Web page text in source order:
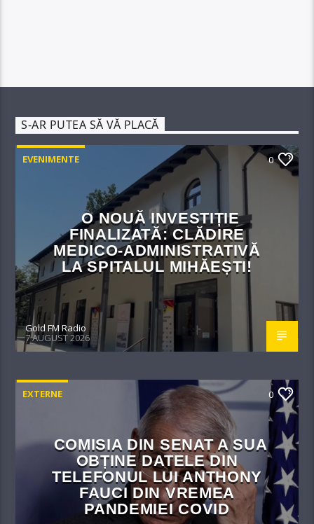
S-AR PUTEA SĂ VĂ PLACĂ
EVENIMENTE 0
O NOUĂ INVESTIȚIE
FINALIZATĂ: CLĂDIRE
MEDICO-ADMINISTRATIVĂ
LA SPITALUL MIHĂEȘTI!​
Gold FM Radio
7 AUGUST 2026
EXTERNE 0
COMISIA DIN SENAT A SUA
OBȚINE DATELE DIN
TELEFONUL LUI ANTHONY
FAUCI DIN VREMEA
PANDEMIEI COVID